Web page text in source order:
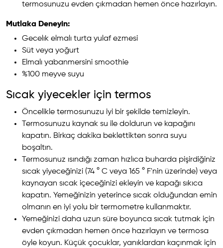
termosunuzu evden çıkmadan hemen önce hazırlayın.
Mutlaka Deneyin:
Gecelık elmalı turta yulaf ezmesi
Süt veya yoğurt
Elmalı yabanmersini smoothie
%100 meyve suyu
Sıcak yiyecekler için termos
Öncelikle termosunuzu iyi bir şekilde temizleyin.
Termosunuzu kaynak su ile doldurun ve kapağını
kapatın. Birkaç dakika beklettikten sonra suyu
boşaltın.
Termosunuz ısındığı zaman hızlıca buharda pişirdiğiniz
sıcak yiyeceğinizi (74 ° C veya 165 ° F'nin üzerinde) veya
kaynayan sıcak içeceğinizi ekleyin ve kapağı sıkıca
kapatın. Yemeğinizin yeterince sıcak olduğundan emin
olmanın en iyi yolu bir termometre kullanmaktır.
Yemeğinizi daha uzun süre boyunca sıcak tutmak için
evden çıkmadan hemen önce hazırlayın ve termosa
öyle koyun. Küçük çocuklar, yanıklardan kaçınmak için